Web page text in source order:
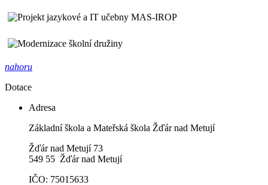
nahoru
Dotace
Adresa
Základní škola a Mateřská škola Žďár nad Metují
Žďár nad Metují 73
549 55 Žďár nad Metují
IČO: 75015633